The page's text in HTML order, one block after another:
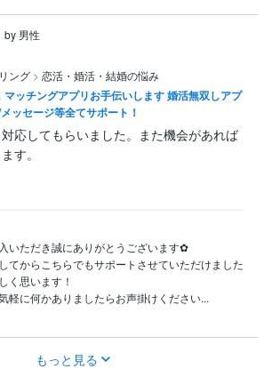
by 男性
ング > 恋活・婚活・結婚の悩み
ッチングアプリお手伝いします 婚活無双しアプ
ッセージ等全てサポート！
応してもらいました。また機会があれば
す。
いただき誠にありがとうございます‪✿
てからこちらでもサポートさせていただけました
く思います！
軽に何かありましたらお声掛けください...
もっと見る